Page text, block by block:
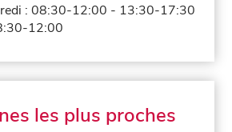
:08:30-12:00 - 13:30-17:30
12:00
les plus proches